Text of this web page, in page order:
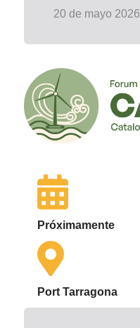
20 de mayo 2026
Próximamente
Port Tarragona